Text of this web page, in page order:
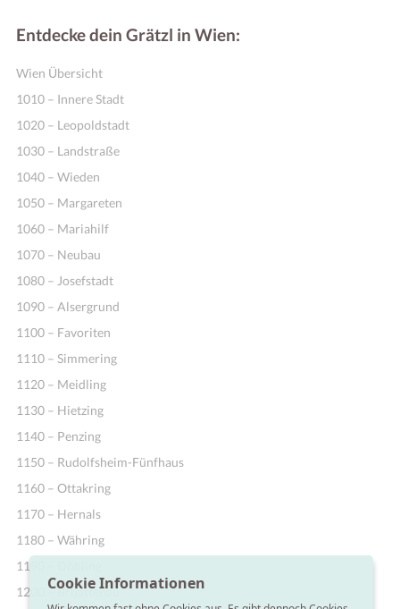
Entdecke dein Grätzl in Wien:
Wien Übersicht
1010 – Innere Stadt
1020 – Leopoldstadt
1030 – Landstraße
1040 – Wieden
1050 – Margareten
1060 – Mariahilf
1070 – Neubau
1080 – Josefstadt
1090 – Alsergrund
1100 – Favoriten
1110 – Simmering
1120 – Meidling
1130 – Hietzing
1140 – Penzing
1150 – Rudolfsheim-Fünfhaus
1160 – Ottakring
1170 – Hernals
1180 – Währing
1190 – Döbling
1200 – Brigittenau
Cookie Informationen